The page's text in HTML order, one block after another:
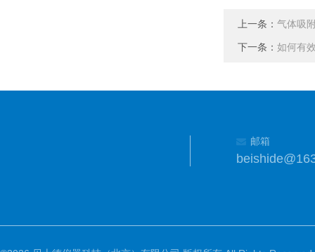
上一条： 气体吸
下一条： 如何有
邮箱